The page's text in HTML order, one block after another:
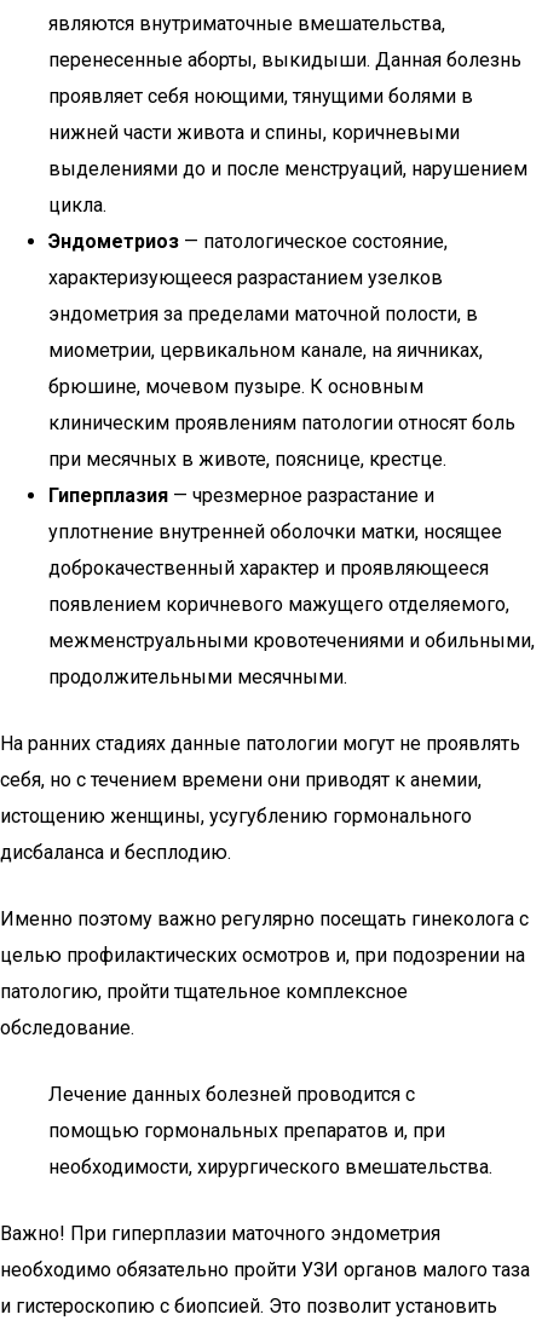
являются внутриматочные вмешательства,
перенесенные аборты, выкидыши. Данная болезнь
проявляет себя ноющими, тянущими болями в
нижней части живота и спины, коричневыми
выделениями до и после менструаций, нарушением
цикла.
Эндометриоз — патологическое состояние,
характеризующееся разрастанием узелков
эндометрия за пределами маточной полости, в
миометрии, цервикальном канале, на яичниках,
брюшине, мочевом пузыре. К основным
клиническим проявлениям патологии относят боль
при месячных в животе, пояснице, крестце.
Гиперплазия — чрезмерное разрастание и
уплотнение внутренней оболочки матки, носящее
доброкачественный характер и проявляющееся
появлением коричневого мажущего отделяемого,
межменструальными кровотечениями и обильными,
продолжительными месячными.
На ранних стадиях данные патологии могут не проявлять
себя, но с течением времени они приводят к анемии,
истощению женщины, усугублению гормонального
дисбаланса и бесплодию.
Именно поэтому важно регулярно посещать гинеколога с
целью профилактических осмотров и, при подозрении на
патологию, пройти тщательное комплексное
обследование.
Лечение данных болезней проводится с
помощью гормональных препаратов и, при
необходимости, хирургического вмешательства.
Важно! При гиперплазии маточного эндометрия
необходимо обязательно пройти УЗИ органов малого таза
и гистероскопию с биопсией. Это позволит установить